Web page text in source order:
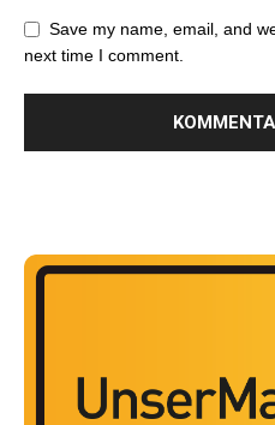
Save my name, email, and
next time I comment.